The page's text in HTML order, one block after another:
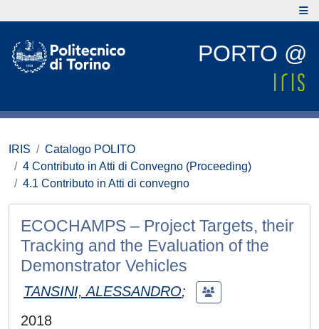
PORTO @
IRIS
Catalogo POLITO
4 Contributo in Atti di Convegno (Proceeding)
4.1 Contributo in Atti di convegno
ECOCHAMPS – Project Targets, their
Tracking and the Evaluation of the
Demonstrator Vehicles
TANSINI, ALESSANDRO;
2018